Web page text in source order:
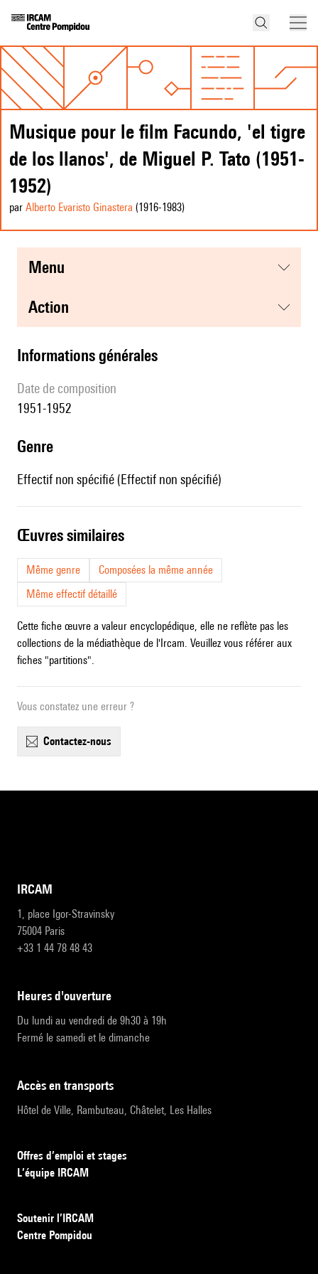
Musique pour le film Facundo, 'el tigre
de los llanos', de Miguel P. Tato (1951-
1952)
par Alberto Evaristo Ginastera (1916-1983)
menu
action
informations générales
date de composition
1951-1952
genre
Effectif non spécifié (Effectif non spécifié)
œuvres similaires
Même genre
Composées la même année
Même effectif détaillé
Cette fiche œuvre a valeur encyclopédique, elle ne reflète pas les
collections de la médiathèque de l'Ircam. Veuillez vous référer aux
fiches "partitions".
Vous constatez une erreur ?
contactez-nous
IRCAM
1, place Igor-Stravinsky
75004 Paris
+33 1 44 78 48 43
heures d'ouverture
Du lundi au vendredi de 9h30 à 19h
Fermé le samedi et le dimanche
accès en transports
Hôtel de Ville, Rambuteau, Châtelet, Les Halles
Offres d’emploi et stages
L’équipe IRCAM
Soutenir l’IRCAM
Centre Pompidou